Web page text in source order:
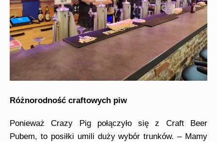
Różnorodność craftowych piw
Ponieważ Crazy Pig połączyło się z Craft Beer
Pubem, to posiłki umili duży wybórtrunków. – Mamy